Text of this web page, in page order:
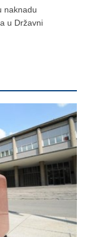
naknadu
u Državni